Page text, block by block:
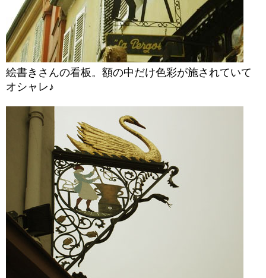
絵書きさんの看板。額の中だけ色彩が施されていて
オシャレ♪